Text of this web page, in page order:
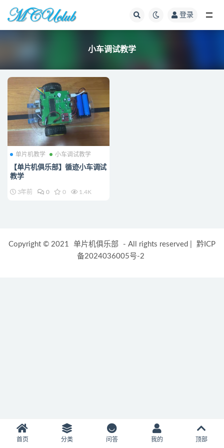
登录
小车调试教学
单片机教学 小车调试教学
【单片机俱乐部】循迹小车调试
教学
3年前 0 0 1.4K
Copyright © 2021 单片机俱乐部 - All rights reserved
黔ICP
备2024036005号-2
首页 分类 问答 我的 顶部